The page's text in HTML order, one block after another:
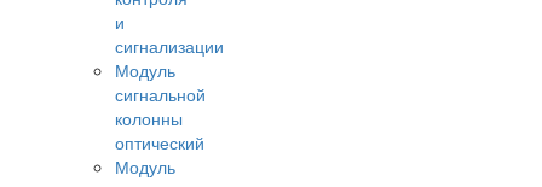
и
сигнализации
Модуль
сигнальной
колонны
оптический
Модуль